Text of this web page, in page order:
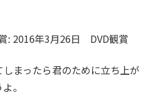
: 2016年3月26日 DVD観賞
まったら君のために立ち上が
。